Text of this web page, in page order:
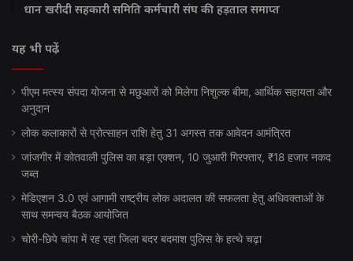
धान खरीदी सहकारी समिति कर्मचारी संघ की हड़ताल समाप्त
यह भी पढ़ें
पीएम मत्स्य संपदा योजना से मछुआरों को मिलेगा निशुल्क बीमा, आर्थिक सहायता और
अनुदान
लोक कलाकारों से प्रोत्साहन राशि हेतु 31 अगस्त तक आवेदन आमंत्रित
जांजगीर में कोतवाली पुलिस का बड़ा एक्शन, 10 जुआरी गिरफ्तार, ₹18 हजार नकद
जब्त
मेडिएशन 3.0 एवं आगामी राष्ट्रीय लोक अदालत की सफलता हेतु अधिवक्ताओं के
साथ समन्वय बैठक आयोजित
चोरी-छिपे चांपा में रह रहा जिला बदर बदमाश पुलिस के हत्थे चढ़ा